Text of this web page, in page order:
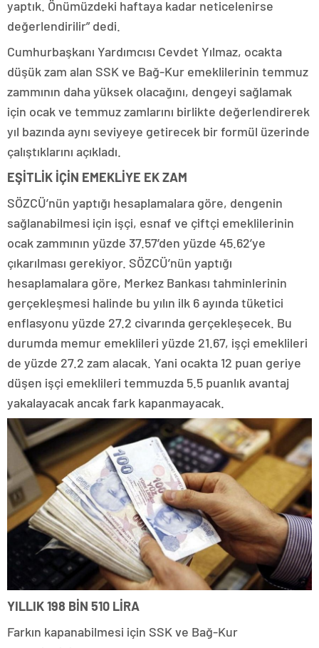
yaptık. Önümüzdeki haftaya kadar neticelenirse
değerlendirilir” dedi.
Cumhurbaşkanı Yardımcısı Cevdet Yılmaz, ocakta
düşük zam alan SSK ve Bağ-Kur emeklilerinin temmuz
zammının daha yüksek olacağını, dengeyi sağlamak
için ocak ve temmuz zamlarını birlikte değerlendirerek
yıl bazında aynı seviyeye getirecek bir formül üzerinde
çalıştıklarını açıkladı.
EŞİTLİK İÇİN EMEKLİYE EK ZAM
SÖZCÜ’nün yaptığı hesaplamalara göre, dengenin
sağlanabilmesi için işçi, esnaf ve çiftçi emeklilerinin
ocak zammının yüzde 37.57’den yüzde 45.62’ye
çıkarılması gerekiyor. SÖZCÜ’nün yaptığı
hesaplamalara göre, Merkez Bankası tahminlerinin
gerçekleşmesi halinde bu yılın ilk 6 ayında tüketici
enflasyonu yüzde 27.2 civarında gerçekleşecek. Bu
durumda memur emeklileri yüzde 21.67, işçi emeklileri
de yüzde 27.2 zam alacak. Yani ocakta 12 puan geriye
düşen işçi emeklileri temmuzda 5.5 puanlık avantaj
yakalayacak ancak fark kapanmayacak.
YILLIK 198 BİN 510 LİRA
Farkın kapanabilmesi için SSK ve Bağ-Kur